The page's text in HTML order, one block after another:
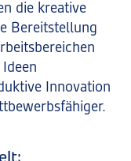
die kreative
Bereitstellung
Innovation